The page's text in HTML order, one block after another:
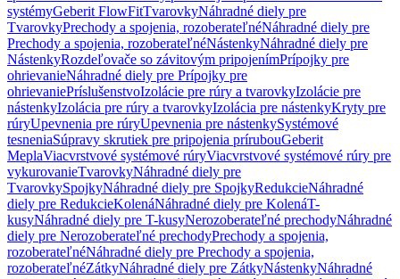
systémyGeberit FlowFitTvarovkyNáhradné diely pre
TvarovkyPrechody a spojenia, rozoberateľnéNáhradné diely pre
Prechody a spojenia, rozoberateľnéNástenkyNáhradné diely pre
NástenkyRozdeľovače so závitovým pripojenímPrípojky pre
ohrievanieNáhradné diely pre Prípojky pre
ohrievaniePríslušenstvoIzolácie pre rúry a tvarovkyIzolácie pre
nástenkyIzolácia pre rúry a tvarovkyIzolácia pre nástenkyKryty pre
rúryUpevnenia pre rúryUpevnenia pre nástenkySystémové
tesneniaSúpravy skrutiek pre pripojenia prírubouGeberit
MeplaViacvrstvové systémové rúryViacvrstvové systémové rúry pre
vykurovanieTvarovkyNáhradné diely pre
TvarovkySpojkyNáhradné diely pre SpojkyRedukcieNáhradné
diely pre RedukcieKolenáNáhradné diely pre KolenáT-
kusyNáhradné diely pre T-kusyNerozoberateľné prechodyNáhradné
diely pre Nerozoberateľné prechodyPrechody a spojenia,
rozoberateľnéNáhradné diely pre Prechody a spojenia,
rozoberateľnéZátkyNáhradné diely pre ZátkyNástenkyNáhradné